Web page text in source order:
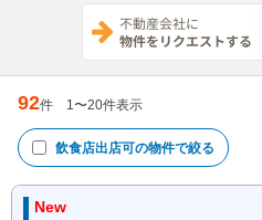
92件 1〜20件表示
飲食店出店可の物件で絞る
New